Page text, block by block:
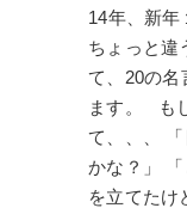
14年、新年
ちょっと違
て、20の名
ます。 も
て、、、
かな？」
を立てたけ